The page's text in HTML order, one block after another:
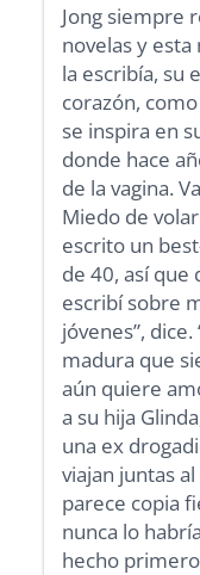
Jong siempre
novelas y
la escribía, su
corazón,
se inspira en
donde hace
de la vagina.
Miedo de
escrito un
de 40, así que
escribí sobre
jóvenes”,
madura que
aún quiere
a su hija
una ex
viajan juntas
parece copia
nunca lo
hecho